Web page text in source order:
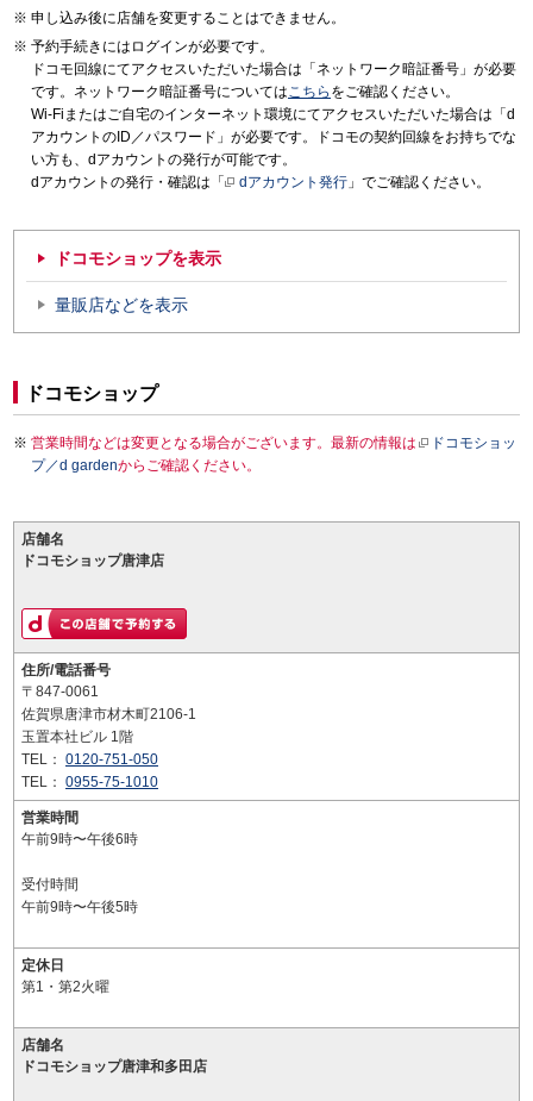
申し込み後に店舗を変更することはできません。
予約手続きにはログインが必要です。
ドコモ回線にてアクセスいただいた場合は「ネットワーク暗証番号」が必要
です。ネットワーク暗証番号についてはこちら をご確認ください。
Wi-Fiまたはご自宅のインターネット環境にてアクセスいただいた場合は「d
アカウントのID／パスワード」が必要です。ドコモの契約回線をお持ちでな
い方も、dアカウントの発行が可能です。
dアカウントの発行・確認は「
dアカウント発行 」でご確認ください。
ドコモショップを表示
量販店などを表示
ドコモショップ
営業時間などは変更となる場合がございます。最新の情報は
ドコモショッ
プ／d gardenからご確認ください。
店舗名
ドコモショップ唐津店
住所/電話番号
〒847-0061
佐賀県唐津市材木町2106-1
玉置本社ビル 1階
TEL： 0120-751-050
TEL： 0955-75-1010
営業時間
午前9時〜午後6時
受付時間
午前9時〜午後5時
定休日
第1・第2火曜
店舗名
ドコモショップ唐津和多田店